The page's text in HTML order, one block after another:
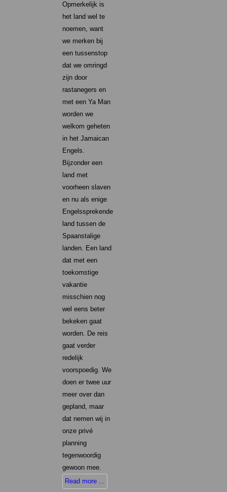
Opmerkelijk is
het land wel te
noemen, want
we merken bij
een tussenstop
dat we omringd
zijn door
rastanegers en
met een Ya Man
worden we
welkom geheten
in het Jamaican
Engels.
Bijzonder een
land met
voorheen slaven
en nu als enige
Engelssprekende
land tussen de
Spaanstalige
landen. Een land
dat met een
toekomstige
vakantie
misschien nog
wel eens beter
bekeken gaat
worden. De reis
gaat verder
redelijk
voorspoedig. We
doen er twee uur
meer over dan
gepland, maar
dat nemen wij in
onze privé
planning
tegenwoordig
gewoon mee.
Read more ...